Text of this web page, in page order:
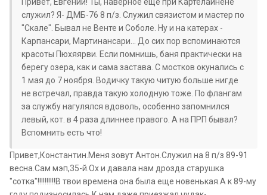
Привет, Евгений! Ты, наверное ещё при Картелайнене
служил? Я- ДМБ-76 8 п/з. Служил связистом и мастер по
"Скале". Бывал не Венте и Соболе. Ну и на катерах -
Карпансари, Мартинансари... До сих пор вспоминаются
красоты Пюхяярви. Если помнишь, баня практически на
берегу озера, как и сама застава. С мостков окунались с
1 мая до 7 ноября. Водичку такую читую больше нигде
не встречал, правда такую холодную тоже. По флангам
за службу нагулялся вдоволь, особенно запомнился
левый, кот. в 4 раза длиннее правого. А на ПРП бывал?
Вспомнить есть что!
Привет,Константин.Меня зовут Антон.Служил на 8 п/з 89-91
весна.Сам мэп,35-й.Ох и давала нам дрозда старушка
"сотка"!!!!!!!!!!В твои времена она была еще новенькая.А к 89-му